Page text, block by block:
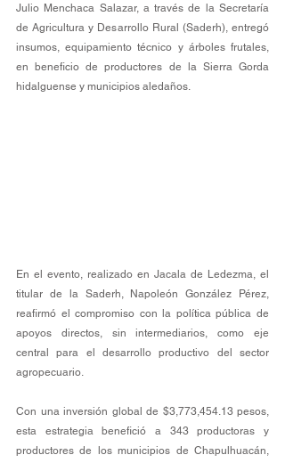
Julio Menchaca Salazar, a través de la Secretaría
de Agricultura y Desarrollo Rural (Saderh), entregó
insumos, equipamiento técnico y árboles frutales,
en beneficio de productores de la Sierra Gorda
hidalguense y municipios aledaños.
En el evento, realizado en Jacala de Ledezma, el
titular de la Saderh, Napoleón González Pérez,
reafirmó el compromiso con la política pública de
apoyos directos, sin intermediarios, como eje
central para el desarrollo productivo del sector
agropecuario.
Con una inversión global de $3,773,454.13 pesos,
esta estrategia benefició a 343 productoras y
productores de los municipios de Chapulhuacán,